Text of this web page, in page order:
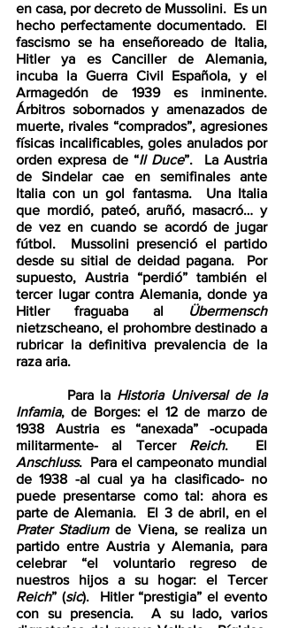
en casa, por decreto de Mussolini.  Es un
hecho perfectamente documentado.  El
fascismo se ha enseñoreado de Italia,
Hitler ya es Canciller de Alemania,
incuba la Guerra Civil Española, y el
Armagedón de 1939 es inminente.
Árbitros sobornados y amenazados de
muerte, rivales “comprados”, agresiones
físicas incalificables, goles anulados por
orden expresa de “Il Duce”.  La Austria
de Sindelar cae en semifinales ante
Italia con un gol fantasma.  Una Italia
que mordió, pateó, aruñó, masacró… y
de vez en cuando se acordó de jugar
fútbol.  Mussolini presenció el partido
desde su sitial de deidad pagana.  Por
supuesto, Austria “perdió” también el
tercer lugar contra Alemania, donde ya
Hitler fraguaba al
Übermensch
nietzscheano, el prohombre destinado a
rubricar la definitiva prevalencia de la
raza aria.
        Para la
Historia Universal de la
Infamia, de Borges: el 12 de marzo de
1938 Austria es “anexada” -ocupada
militarmente- al Tercer Reich
Anschluss.  Para el campeonato mundial
de 1938 -al cual ya ha clasificado- no
puede presentarse como tal: ahora es
Prater Stadium de Viena, se realiza un
partido entre Austria y Alemania, para
celebrar “el voluntario regreso de
nuestros hijos a su hogar: el Tercer
Reich” (sic).  Hitler “prestigia” el evento
con su presencia.  A su lado, varios